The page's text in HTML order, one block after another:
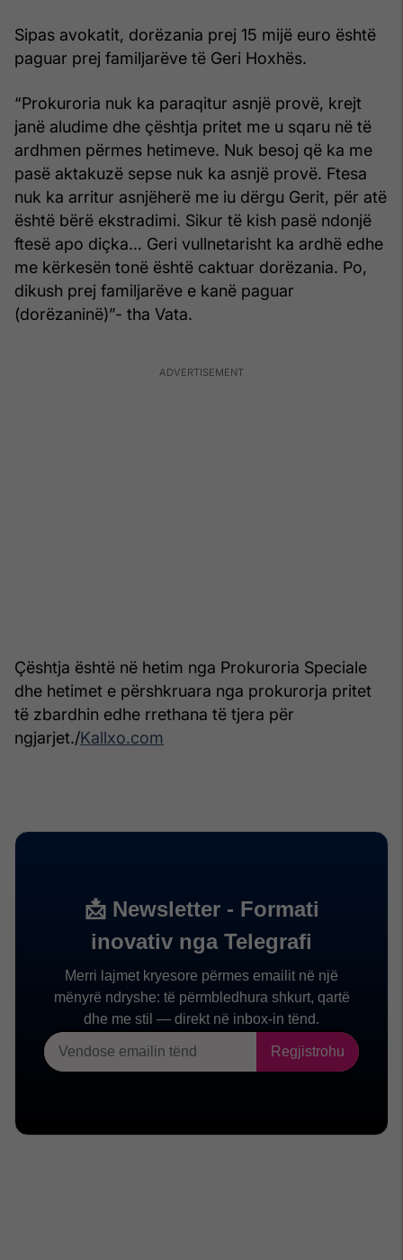
Sipas avokatit, dorëzania prej 15 mijë euro është
paguar prej familjarëve të Geri Hoxhës.
“Prokuroria nuk ka paraqitur asnjë provë, krejt
janë aludime dhe çështja pritet me u sqaru në të
ardhmen përmes hetimeve. Nuk besoj që ka me
pasë aktakuzë sepse nuk ka asnjë provë. Ftesa
nuk ka arritur asnjëherë me iu dërgu Gerit, për atë
është bërë ekstradimi. Sikur të kish pasë ndonjë
ftesë apo diçka… Geri vullnetarisht ka ardhë edhe
me kërkesën tonë është caktuar dorëzania. Po,
dikush prej familjarëve e kanë paguar
(dorëzaninë)”- tha Vata.
Çështja është në hetim nga Prokuroria Speciale
dhe hetimet e përshkruara nga prokurorja pritet
të zbardhin edhe rrethana të tjera për
ngjarjet./Kallxo.com